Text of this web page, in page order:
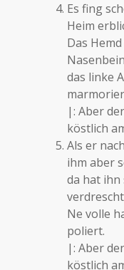
Es fing
Heim
Das
das linke
|: Aber
köstlich
Als er
ihm aber
da hat ihn
Ne volle
poliert.
|: Aber
köstlich